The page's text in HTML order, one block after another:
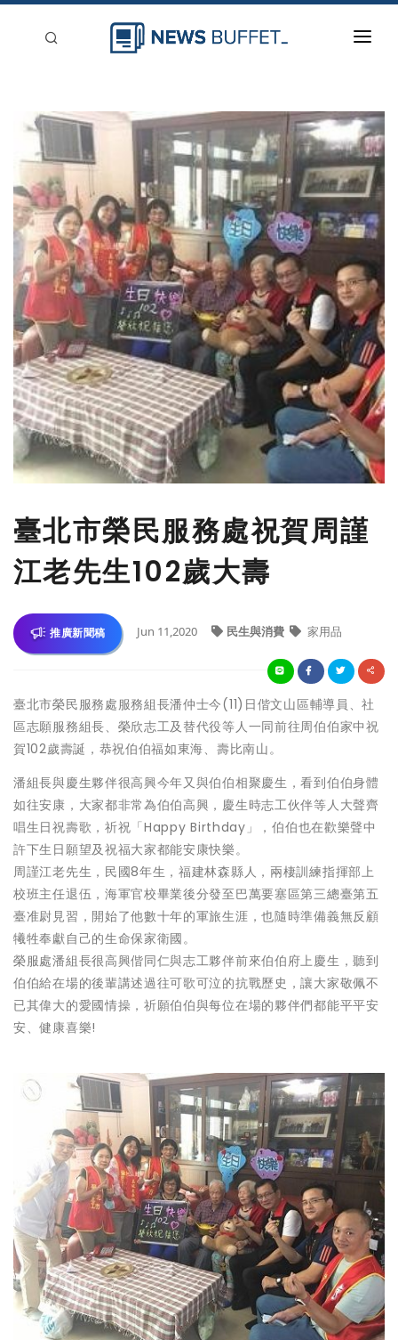
新聞稿分類
登入
刊登
臺北市榮民服務處祝賀周謹
江老先生102歲大壽
推廣新聞稿 Jun 11,2020 民生與消費 家用品
臺北市榮民服務處服務組長潘仲士今(11)日偕文山區輔導員、社
區志願服務組長、榮欣志工及替代役等人一同前往周伯伯家中祝
賀102歲壽誕，恭祝伯伯福如東海、壽比南山。
潘組長與慶生夥伴很高興今年又與伯伯相聚慶生，看到伯伯身體
如往安康，大家都非常為伯伯高興，慶生時志工伙伴等人大聲齊
唱生日祝壽歌，祈祝「Happy Birthday」，伯伯也在歡樂聲中
許下生日願望及祝福大家都能安康快樂。
周謹江老先生，民國8年生，福建林森縣人，兩棲訓練指揮部上
校班主任退伍，海軍官校畢業後分發至巴萬要塞區第三總臺第五
臺准尉見習，開始了他數十年的軍旅生涯，也隨時準備義無反顧
犧牲奉獻自己的生命保家衛國。
榮服處潘組長很高興偕同仁與志工夥伴前來伯伯府上慶生，聽到
伯伯給在場的後輩講述過往可歌可泣的抗戰歷史，讓大家敬佩不
已其偉大的愛國情操，祈願伯伯與每位在場的夥伴們都能平平安
安、健康喜樂!